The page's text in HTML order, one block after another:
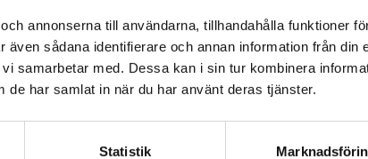
annonserna till användarna, tillhandahålla funktioner
sådana identifierare och annan information från din
samarbetar med. Dessa kan i sin tur kombinera
de har samlat in när du har använt deras tjänster.
Statistik
studentlitteratur.se via en
inte leveranser utanför
ett köp måste
Läs mer
med digitala lärverktyg och olika AI-tjänster går
av didaktik och pedagogik går hand i hand
funktion att fylla.